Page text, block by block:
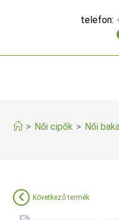
telefon:
> Női cipők > Női
Következő termék